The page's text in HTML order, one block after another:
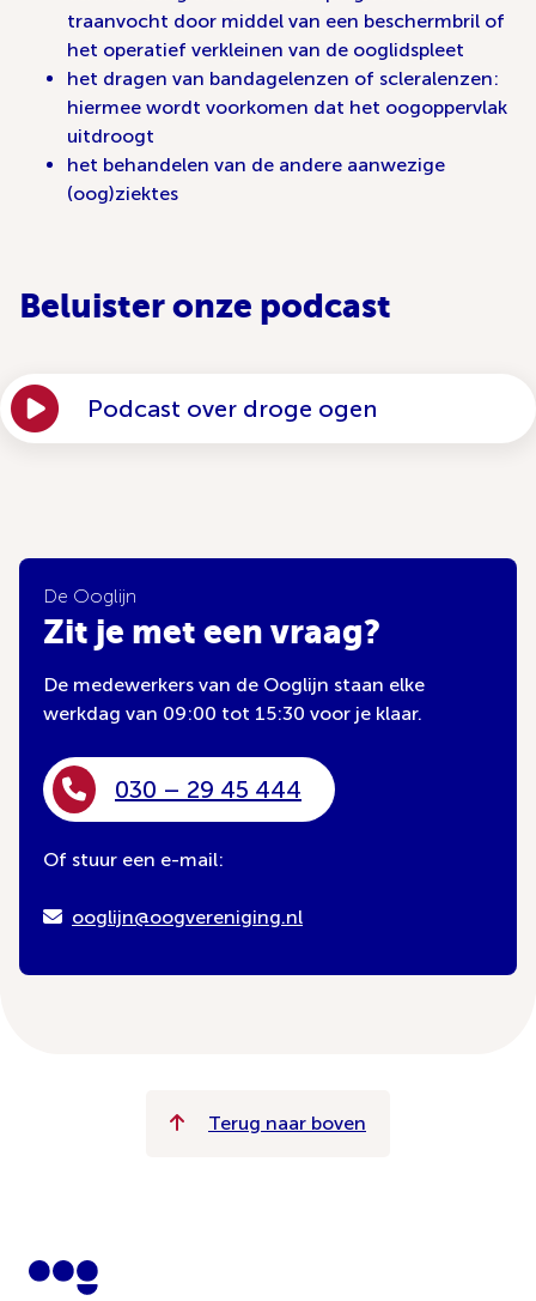
traanvocht door middel van een beschermbril of
het operatief verkleinen van de ooglidspleet
het dragen van bandagelenzen of scleralenzen:
hiermee wordt voorkomen dat het oogoppervlak
uitdroogt
het behandelen van de andere aanwezige
(oog)ziektes
Beluister onze podcast
Podcast over droge ogen
De Ooglijn
Zit je met een vraag?
De medewerkers van de Ooglijn staan elke
werkdag van 09:00 tot 15:30 voor je klaar.
030 – 29 45 444
Of stuur een e-mail:
ooglijn@oogvereniging.nl
Terug naar boven